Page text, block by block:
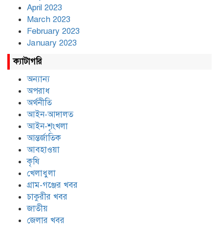
April 2023
March 2023
February 2023
January 2023
ক্যাটাগরি
অন্যান্য
অপরাধ
অর্থনীতি
আইন-আদালত
আইন-শৃংখলা
আন্তর্জাতিক
আবহাওয়া
কৃষি
খেলাধুলা
গ্রাম-গঞ্জের খবর
চাকুরীর খবর
জাতীয়
জেলার খবর